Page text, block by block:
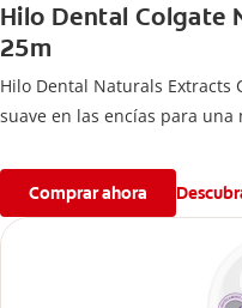
Hilo Dental Colgate
25m
Hilo Dental Naturals Extracts
suave en las encías para
Comprar ahora